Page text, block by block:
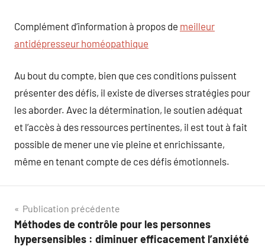
Complément d’information à propos de meilleur
antidépresseur homéopathique
Au bout du compte, bien que ces conditions puissent
présenter des défis, il existe de diverses stratégies pour
les aborder. Avec la détermination, le soutien adéquat
et l’accès à des ressources pertinentes, il est tout à fait
possible de mener une vie pleine et enrichissante,
même en tenant compte de ces défis émotionnels.
Navigation
de
Publication précédente
Méthodes de contrôle pour les personnes
hypersensibles : diminuer efficacement l’anxiété